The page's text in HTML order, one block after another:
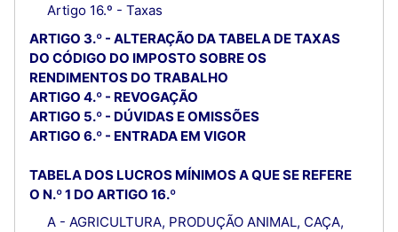
Artigo 16.º - Taxas
ARTIGO 3.º - ALTERAÇÃO DA TABELA DE TAXAS
DO CÓDIGO DO IMPOSTO SOBRE OS
RENDIMENTOS DO TRABALHO
ARTIGO 4.º - REVOGAÇÃO
ARTIGO 5.º - DÚVIDAS E OMISSÕES
ARTIGO 6.º - ENTRADA EM VIGOR
TABELA DOS LUCROS MÍNIMOS A QUE SE REFERE
O N.º 1 DO ARTIGO 16.º
A - AGRICULTURA, PRODUÇÃO ANIMAL, CAÇA,